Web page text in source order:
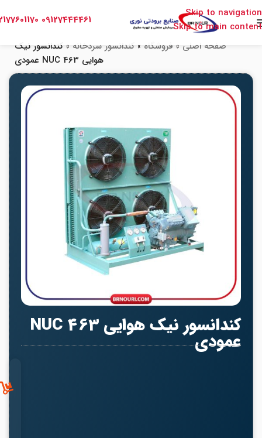
Skip to navigation
Skip to main content
09127444461
صفحه اصلی » فروشگاه » کندانسور سردخانه » کندانسور نیک
هوایی NUC 463 عمودی
کندانسور نیک هوایی NUC 463
عمودی